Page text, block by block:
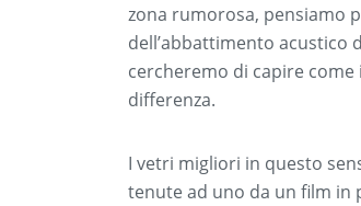
zona rumorosa, pensiamo
dell’abbattimento acustico
cercheremo di capire
differenza.
I vetri migliori in questo
tenute ad uno da un film in